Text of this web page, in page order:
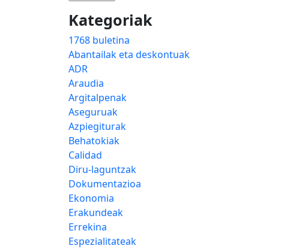
Kategoriak
1768 buletina
Abantailak eta deskontuak
ADR
Araudia
Argitalpenak
Aseguruak
Azpiegiturak
Behatokiak
Calidad
Diru-laguntzak
Dokumentazioa
Ekonomia
Erakundeak
Errekina
Espezialitateak